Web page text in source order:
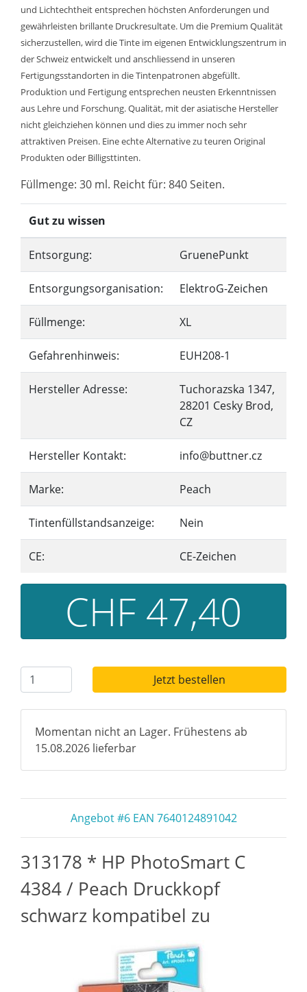
und Lichtechtheit entsprechen höchsten Anforderungen und
gewährleisten brillante Druckresultate. Um die Premium Qualität
sicherzustellen, wird die Tinte im eigenen Entwicklungszentrum in
der Schweiz entwickelt und anschliessend in unseren
Fertigungsstandorten in die Tintenpatronen abgefüllt.
Produktion und Fertigung entsprechen neusten Erkenntnissen
aus Lehre und Forschung. Qualität, mit der asiatische Hersteller
nicht gleichziehen können und dies zu immer noch sehr
attraktiven Preisen. Eine echte Alternative zu teuren Original
Produkten oder Billigsttinten.
Füllmenge: 30 ml. Reicht für: 840 Seiten.
Gut zu wissen
Entsorgung: GruenePunkt
Entsorgungsorganisation: ElektroG-Zeichen
Füllmenge: XL
Gefahrenhinweis: EUH208-1
Hersteller Adresse:
Tuchorazska 1347,
28201 Cesky Brod,
CZ
Hersteller Kontakt: info@buttner.cz
Marke: Peach
Tintenfüllstandsanzeige: Nein
CE: CE-Zeichen
CHF 47,40
Jetzt bestellen
Momentan nicht an Lager. Frühestens ab
15.08.2026 lieferbar
Angebot #6 EAN 7640124891042
313178 * HP PhotoSmart C
4384 / Peach Druckkopf
schwarz kompatibel zu